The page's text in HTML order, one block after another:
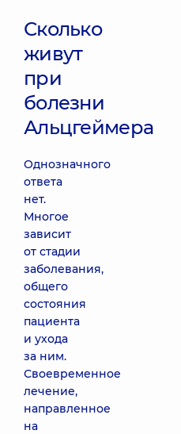
Сколько
живут
при
болезни
Альцгеймера
Однозначного
ответа
нет.
Многое
зависит
от стадии
заболевания,
общего
состояния
пациента
и ухода
за ним.
Своевременное
лечение,
направленное
на